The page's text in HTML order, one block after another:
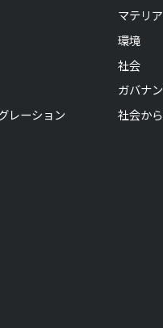
レーション
マテリ
環境
社会
ガバナ
社会か